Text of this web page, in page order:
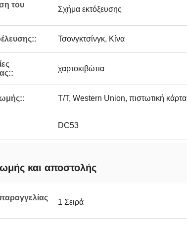
του
Σχήμα εκτόξευσης
Τσονγκτσίνγκ, Κίνα
χαρτοκιβώτια
T/T, Western Union, πιστωτική κάρτα
DC53
και αποστολής
1 Σειρά